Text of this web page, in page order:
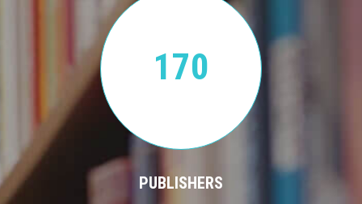
170
PUBLISHERS